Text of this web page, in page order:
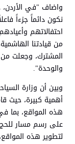
واضاف "في الأردن،
نكون دائماً جزءاً
احتفالاتهم
من قيادتنا
المشترك، وجعلت
والوحدة".
وبين أن وزارة
أهمية كبيرة، حيث
هذه المواقع، بما
على رسم مسار للحج
لتطوير هذه المواقع،